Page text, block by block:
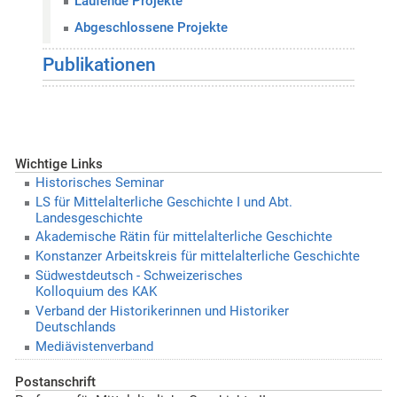
Abgeschlossene Projekte
Publikationen
Wichtige Links
Historisches Seminar
LS für Mittelalterliche Geschichte I und Abt.
Landesgeschichte
Akademische Rätin für mittelalterliche Geschichte
Konstanzer Arbeitskreis für mittelalterliche Geschichte
Südwestdeutsch - Schweizerisches
Kolloquium des KAK
Verband der Historikerinnen und Historiker
Deutschlands
Mediävistenverband
Postanschrift